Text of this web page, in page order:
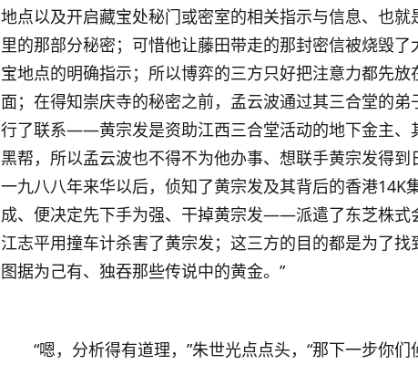
地点以及开启藏宝处秘门或密室的相关指示与信息、也
里的那部分秘密；可惜他让藤田带走的那封密信被烧毁
宝地点的明确指示；所以博弈的三方只好把注意力都先
面； 在得知崇庆寺的秘密之前，孟云波通过其三合堂的
行了联系——黄宗发是资助江西三合堂活动的地下金主、
黑帮，所以孟云波也不得不为他办事、想联手黄宗发得
一九八八年来华以后，侦知了黄宗发及其背后的香港14K
成、便决定先下手为强、干掉黄宗发——派遣了东芝株式
江志平用撞车计杀害了黄宗发；这三方的目的都是为了
图据为己有、独吞那些传说中的黄金。”
“嗯，分析得有道理，”朱世光点点头，“那下一步你